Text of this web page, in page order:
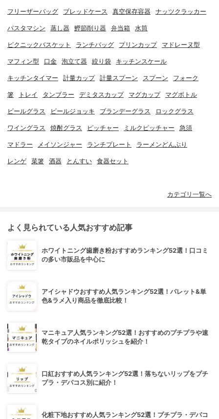
フリーザーバッグ ブレッドケース 真空保存容器 ナッツクラッカー
パスタマシン 蒸し器 鰹節削り器 弁当箱 水筒
ピクニックバスケット ランチバッグ プリンカップ マドレーヌ型
マフィン型 口金 泡立て器 絞り袋 キッチンスケール
キッチンタイマー 計量カップ 計量スプーン スプーン フォーク
箸 トレイ タンブラー デミタスカップ マグカップ マグボトル
ビールグラス ビールジョッキ ブランデーグラス ロックグラス
ワイングラス 焼酎グラス ピッチャー ミルクピッチャー 急須
マドラー メイソンジャー ランチプレート ラーメンどんぶり
レンゲ 菜箸 酒器 とんすい 食器セット
カテゴリ一覧へ
よく見られている人気おすすめ記事
ホワイトニング歯磨き粉おすすめランキング52選！口コミ
の多い市販品を中心に
アイシャドウおすすめ人気ランキング52選！パレット&単
色&ラメ入り商品を徹底比較！
マニキュア人気ランキング52選！おすすめのプチプラや速
乾タイプのネイルポリッシュを紹介！
口紅おすすめ人気ランキング52選！落ちないリップをプチ
プラ・デパコス別に紹介！
化粧下地おすすめ人気ランキング52選！プチプラ・デパコ